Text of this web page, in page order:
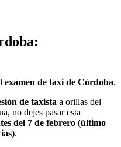
examen de taxi de Córdoba.
de taxista a orillas del
no dejes pasar esta
del 7 de febrero (último
.